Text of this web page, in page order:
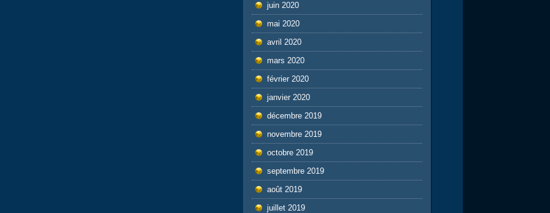
juin 2020
mai 2020
avril 2020
mars 2020
février 2020
janvier 2020
décembre 2019
novembre 2019
octobre 2019
septembre 2019
août 2019
juillet 2019